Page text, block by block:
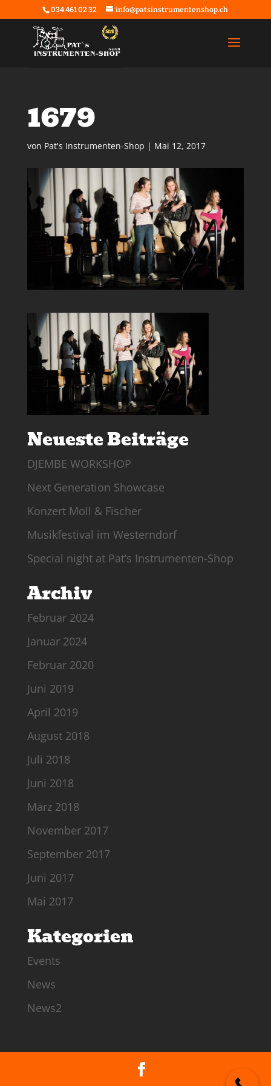
034 461 02 32 info@patsinstrumentenshop.ch
1679
von Pat's Instrumenten-Shop | Mai 12, 2017
Neueste Beiträge
DJEMBE WORKSHOP
Next Generation Showcase
Konzert Moll & Fischer
Musikfestival im Westerndorf
Special night at Pat’s Instrumenten-Shop
Archiv
Februar 2024
Januar 2024
Februar 2020
Juni 2019
April 2019
August 2018
Juli 2018
Juni 2018
März 2018
November 2017
September 2017
Juni 2017
Mai 2017
Kategorien
Events
News
News2